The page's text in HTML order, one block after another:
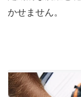
かせません。